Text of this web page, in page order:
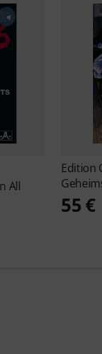
All
Edition
55 €